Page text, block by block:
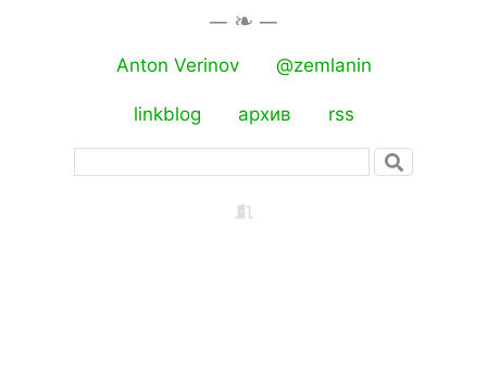
Anton Verinov @zemlanin
linkblog архив rss